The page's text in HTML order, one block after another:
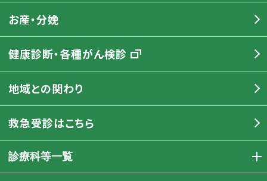
お産・分娩
健康診断・各種がん検診
地域との関わり
救急受診はこちら
診療科等一覧